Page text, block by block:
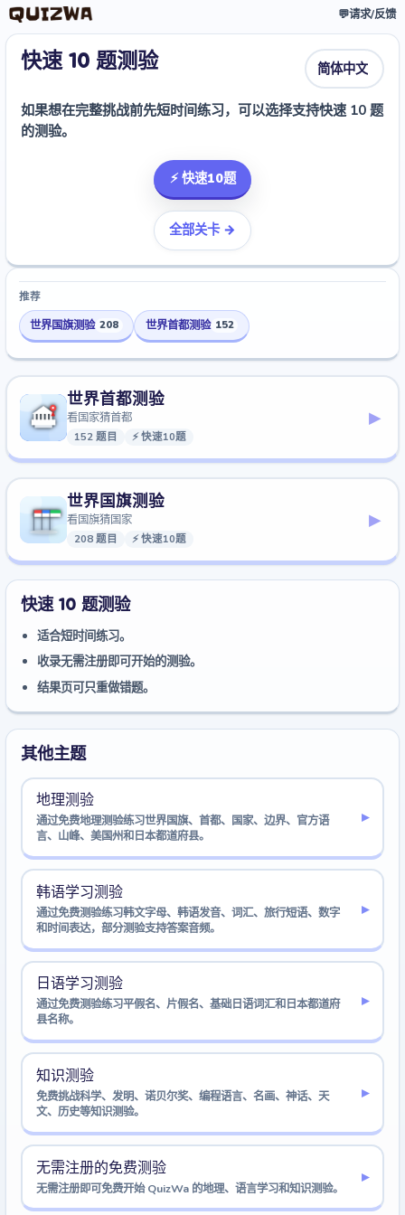
💬请求/反馈
快速 10 题测验
如果想在完整挑战前先短时间练习，可以选择支持快速 10 题
的测验。
⚡ 快速10题
全部关卡 →
推荐
世界国旗测验 208 世界首都测验 152
世界首都测验
看国家猜首都
152 题目 ⚡ 快速10题
▸
世界国旗测验
看国旗猜国家
208 题目 ⚡ 快速10题
▸
快速 10 题测验
适合短时间练习。
收录无需注册即可开始的测验。
结果页可只重做错题。
其他主题
地理测验
通过免费地理测验练习世界国旗、首都、国家、边界、官方语
言、山峰、美国州和日本都道府县。
▸
韩语学习测验
通过免费测验练习韩文字母、韩语发音、词汇、旅行短语、数字
和时间表达，部分测验支持答案音频。
▸
日语学习测验
通过免费测验练习平假名、片假名、基础日语词汇和日本都道府
县名称。
▸
知识测验
免费挑战科学、发明、诺贝尔奖、编程语言、名画、神话、天
文、历史等知识测验。
▸
无需注册的免费测验
无需注册即可免费开始 QuizWa 的地理、语言学习和知识测验。
▸